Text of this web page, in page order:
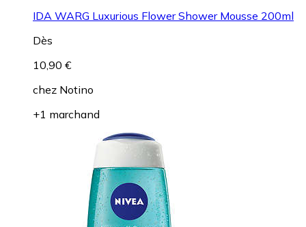
IDA WARG Luxurious Flower Shower Mousse 200ml
Dès
10,90 €
chez Notino
+1 marchand